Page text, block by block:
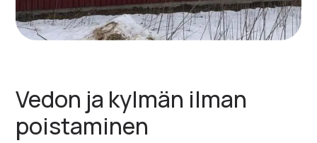
Vedon ja kylmän ilman
poistaminen